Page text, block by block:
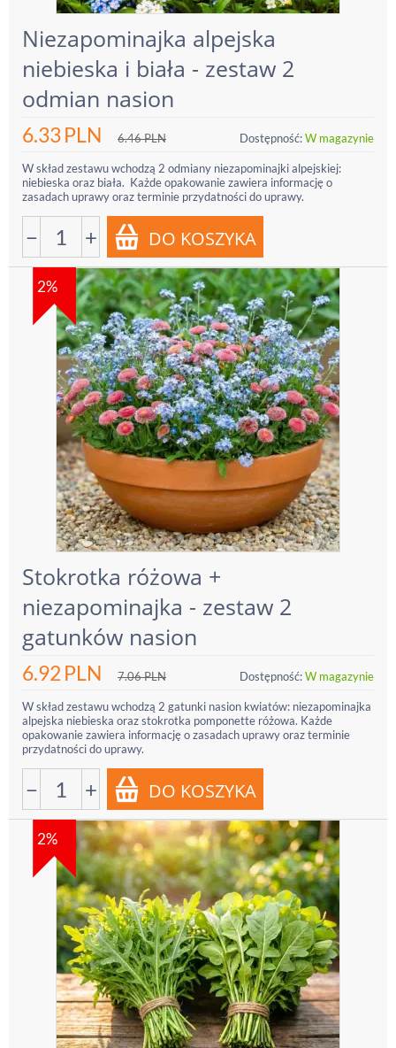
Niezapominajka alpejska
niebieska i biała - zestaw 2
odmian nasion
6.33PLN 6.46PLN Dostępność:W magazynie
W skład zestawu wchodzą 2 odmiany niezapominajki alpejskiej:
niebieska oraz biała. Każde opakowanie zawiera informację o
zasadach uprawy oraz terminie przydatności do uprawy.
− +
2%
Stokrotka różowa +
niezapominajka - zestaw 2
gatunków nasion
6.92 PLN 7.06PLN Dostępność:W magazynie
W skład zestawu wchodzą 2 gatunki nasion kwiatów: niezapominajka
alpejska niebieska oraz stokrotka pomponette różowa. Każde
opakowanie zawiera informację o zasadach uprawy oraz terminie
przydatności do uprawy.
− +
2%